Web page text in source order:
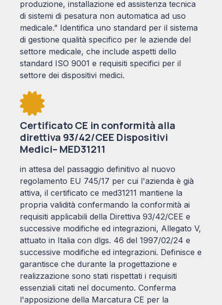
produzione, installazione ed assistenza tecnica
di sistemi di pesatura non automatica ad uso
medicale.” Identifica uno standard per il sistema
di gestione qualità specifico per le aziende del
settore medicale, che include aspetti dello
standard ISO 9001 e requisiti specifici per il
settore dei dispositivi medici.
Certificato CE in conformità alla
direttiva 93/42/CEE Dispositivi
Medici– MED31211
in attesa del passaggio definitivo al nuovo
regolamento EU 745/17 per cui l'azienda è già
attiva, il certificato ce med31211 mantiene la
propria validità confermando la conformità ai
requisiti applicabili della Direttiva 93/42/CEE e
successive modifiche ed integrazioni, Allegato V,
attuato in Italia con dlgs. 46 del 1997/02/24 e
successive modifiche ed integrazioni. Definisce e
garantisce che durante la progettazione e
realizzazione sono stati rispettati i requisiti
essenziali citati nel documento. Conferma
l'apposizione della Marcatura CE per la